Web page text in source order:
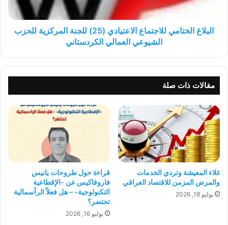
العمالي
البلاغ الختامي للاجتماع الاعتيادي (25) للجنة المركزية للحزب
الشيوعي العمالي الكردستاني
مقالات ذات صلة
غلاء المعيشة وتردي الخدمات
والمرض المزمن للاقتصاد العراقي
يوليو 18, 2026
قراءة حول طروحات يانيس
فاروفاكيس عن -الإقطاعية
التكنولوجية- – هل فعلاً الرأسمالية
تحتضر؟
يوليو 16, 2026